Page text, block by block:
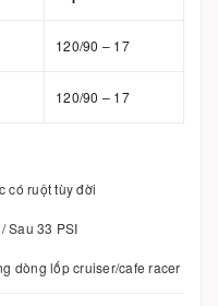
120/90 – 17
120/90 – 17
có ruột tùy đời
Sau 33 PSI
dòng lốp cruiser/cafe racer